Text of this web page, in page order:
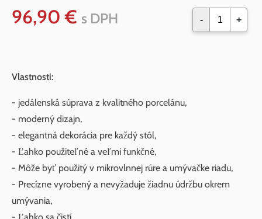
96,90 € s DPH - +
Vlastnosti:
- jedálenská súprava z kvalitného porcelánu,
- moderný dizajn,
- elegantná dekorácia pre každý stôl,
- Ľahko použiteľné a veľmi funkčné,
- Môže byť použitý v mikrovlnnej rúre a umývačke riadu,
- Precízne vyrobený a nevyžaduje žiadnu údržbu okrem
umývania,